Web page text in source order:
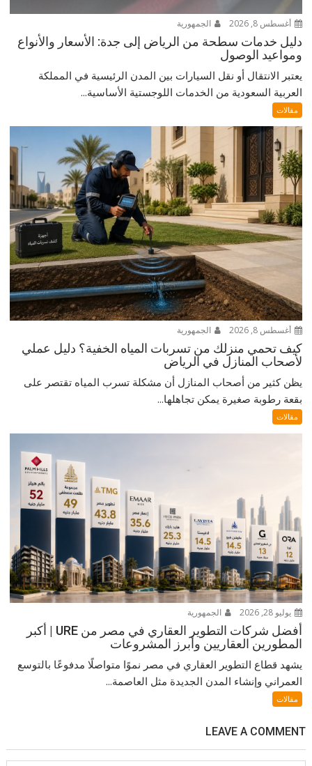
أغسطس 8, 2026 الجمهورية
دليل خدمات سطحة من الرياض إلى جدة: الأسعار والأنواع
ومواعيد الوصول
يعتبر الانتقال أو نقل السيارات بين المدن الرئيسية في المملكة
العربية السعودية من الخدمات اللوجستية الأساسية...
مقالات
أغسطس 8, 2026 الجمهورية
كيف تحمي منزلك من تسربات المياه الخفية؟ دليل عملي
لأصحاب المنازل في الرياض
يظن كثير من أصحاب المنازل أن مشكلة تسرب المياه تقتصر على
بقعة رطوبة صغيرة يمكن تجاهلها...
مقالات
يوليو 28, 2026 الجمهورية
أفضل شركات التطوير العقاري في مصر من URE | أكبر
المطورين العقاريين وأبرز المشروعات
يشهد قطاع التطوير العقاري في مصر نموًا متواصلًا مدفوعًا بالتوسع
العمراني وإنشاء المدن الجديدة مثل العاصمة...
مقالات
LEAVE A COMMENT